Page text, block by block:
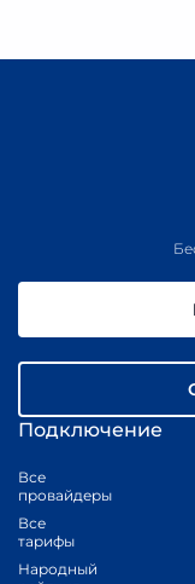
Подключение
Все
провайдеры
Все
тарифы
Народный